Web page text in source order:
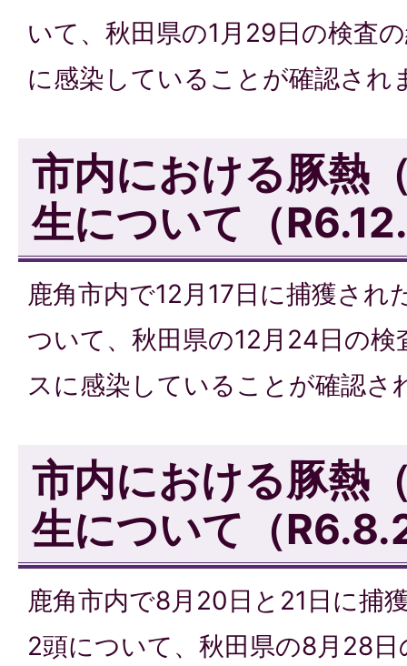
いて、秋田県の1月29日の検査
に感染していることが確認され
市内における豚熱
生について（
鹿角市内で12月17日に捕獲され
ついて、秋田県の12月24日の
スに感染していることが確認さ
市内における豚熱
生について（
鹿角市内で8月20日と21日に捕
2頭について、秋田県の8月28